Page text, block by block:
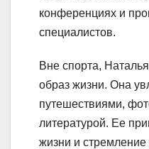
конференциях и
специалистов.
Вне спорта,
образ жизни. Она
путешествиями,
литературой. Ее
жизни и стремление